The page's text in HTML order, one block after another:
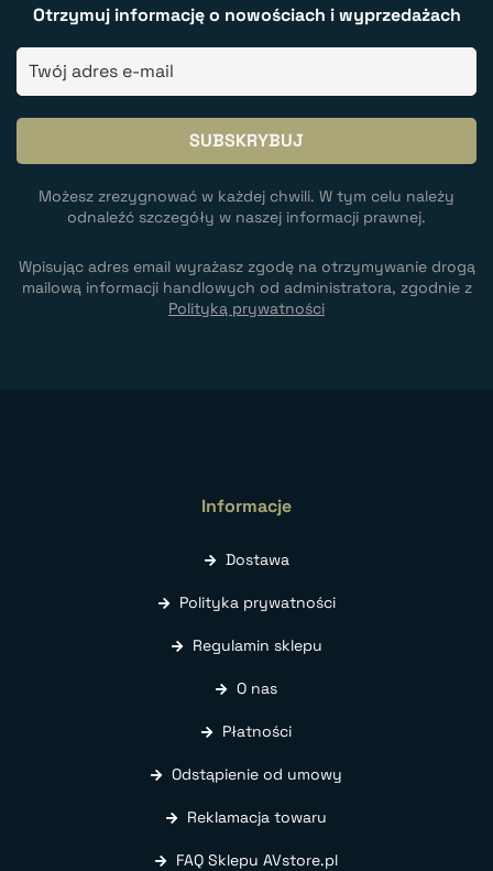
Otrzymuj informację o nowościach i wyprzedażach
Możesz zrezygnować w każdej chwili. W tym celu należy
odnaleźć szczegóły w naszej informacji prawnej.
Wpisując adres email wyrażasz zgodę na otrzymywanie drogą
mailową informacji handlowych od administratora, zgodnie z
Polityką prywatności
Informacje
Dostawa
Polityka prywatności
Regulamin sklepu
O nas
Płatności
Odstąpienie od umowy
Reklamacja towaru
FAQ Sklepu AVstore.pl